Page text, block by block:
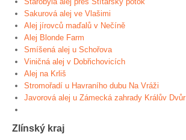
Sakurová alej ve Vlašimi
Alej jírovců maďalů v Nečíně
Alej Blonde Farm
Smíšená alej u Schořova
Viničná alej v Dobřichovicích
Alej na Krliš
Stromořadí u Havraního dubu Na Vráži
Javorová alej u Zámecká zahrady Králův Dvůr
Zlínský kraj